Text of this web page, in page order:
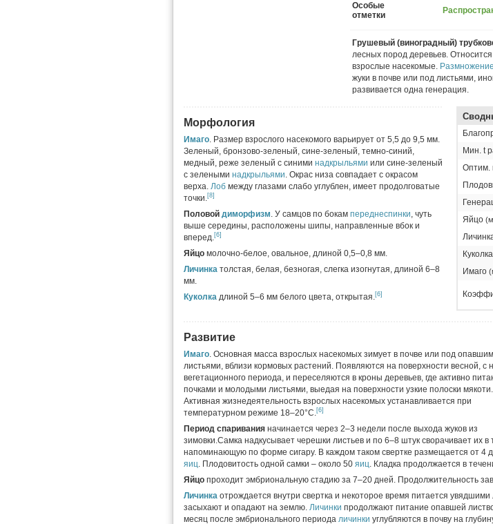
Особые
отметки
Грушевый (виноградный)
лесных пород деревьев.
взрослые насекомые. Размножение
жуки в почве или под листьями,
развивается одна генерация.
Мин. t
Оптим.
Яйцо
Куколка
Имаго
Морфология
Имаго. Размер взрослого насекомого варьирует от 5,5 до 9,5 мм.
Зеленый, бронзово-зеленый, сине-зеленый, темно-синий,
медный, реже зеленый с синими надкрыльями или сине-зеленый
с зелеными надкрыльями. Окрас низа совпадает с окрасом
верха. Лоб между глазами слабо углублен, имеет продолговатые
точки.[8]
Половой диморфизм. У самцов по бокам переднеспинки, чуть
выше середины, расположены шипы, направленные вбок и
вперед.[6]
Яйцо молочно-белое, овальное, длиной 0,5–0,8 мм.
Личинка толстая, белая, безногая, слегка изогнутая, длиной 6–8
мм.
Куколка длиной 5–6 мм белого цвета, открытая.[6]
Развитие
Имаго. Основная масса взрослых насекомых зимует в почве или под
листьями, вблизи кормовых растений. Появляются на поверхности весной, с
вегетационного периода, и переселяются в кроны деревьев, где активно
почками и молодыми листьями, выедая на поверхности узкие полоски мякоти.
Активная жизнедеятельность взрослых насекомых устанавливается при
температурном режиме 18–20°C.[6]
Период спаривания начинается через 2–3 недели после выхода жуков из
зимовки.Самка надкусывает черешки листьев и по 6–8 штук сворачивает их в
напоминающую по форме сигару. В каждом таком свертке размещается от 4
яиц. Плодовитость одной самки – около 50 яиц. Кладка продолжается в
Яйцо проходит эмбриональную стадию за 7–20 дней. Продолжительность
Личинка отрождается внутри свертка и некоторое время питается
засыхают и опадают на землю. Личинки продолжают питание опавшей
месяц после эмбрионального периода личинки углубляются в почву на